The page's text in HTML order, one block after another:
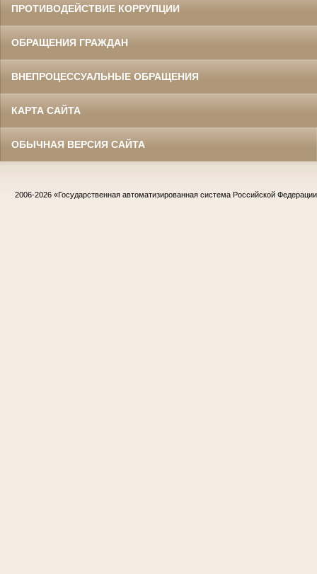
ПРОТИВОДЕЙСТВИЕ КОРРУПЦИИ
ОБРАЩЕНИЯ ГРАЖДАН
ВНЕПРОЦЕССУАЛЬНЫЕ ОБРАЩЕНИЯ
КАРТА САЙТА
ОБЫЧНАЯ ВЕРСИЯ САЙТА
2006-2026 «Государственная автоматизированная система Российской